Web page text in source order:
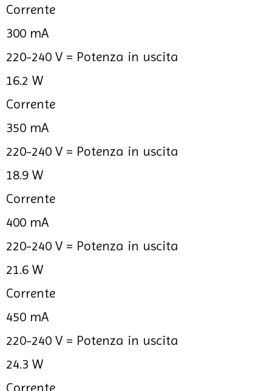
Corrente
300 mA
220-240 V = Potenza in uscita
16.2 W
Corrente
350 mA
220-240 V = Potenza in uscita
18.9 W
Corrente
400 mA
220-240 V = Potenza in uscita
21.6 W
Corrente
450 mA
220-240 V = Potenza in uscita
24.3 W
Corrente